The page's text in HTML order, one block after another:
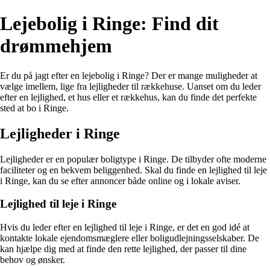
Lejebolig i Ringe: Find dit
drømmehjem
Er du på jagt efter en lejebolig i Ringe? Der er mange muligheder at
vælge imellem, lige fra lejligheder til rækkehuse. Uanset om du leder
efter en lejlighed, et hus eller et rækkehus, kan du finde det perfekte
sted at bo i Ringe.
Lejligheder i Ringe
Lejligheder er en populær boligtype i Ringe. De tilbyder ofte moderne
faciliteter og en bekvem beliggenhed. Skal du finde en lejlighed til leje
i Ringe, kan du se efter annoncer både online og i lokale aviser.
Lejlighed til leje i Ringe
Hvis du leder efter en lejlighed til leje i Ringe, er det en god idé at
kontakte lokale ejendomsmæglere eller boligudlejningsselskaber. De
kan hjælpe dig med at finde den rette lejlighed, der passer til dine
behov og ønsker.